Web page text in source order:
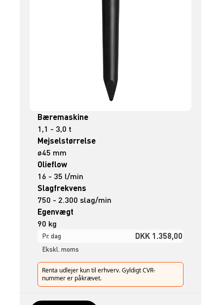
Bæremaskine
1,1 - 3,0 t
Mejselstørrelse
ø45 mm
Olieflow
16 - 35 l/min
Slagfrekvens
750 - 2.300 slag/min
Egenvægt
90 kg
Pr. dag DKK 1.358,00
Ekskl. moms
Renta udlejer kun til erhverv. Gyldigt CVR-
nummer er påkrævet.